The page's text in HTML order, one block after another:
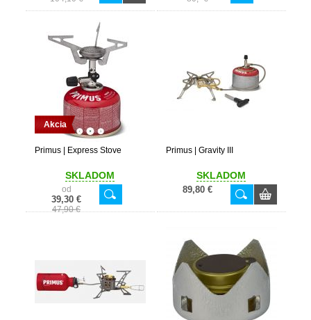
Akcia
Primus | Express Stove
SKLADOM
od
39,30 €
47,90 €
Primus | Gravity III
SKLADOM
89,80 €